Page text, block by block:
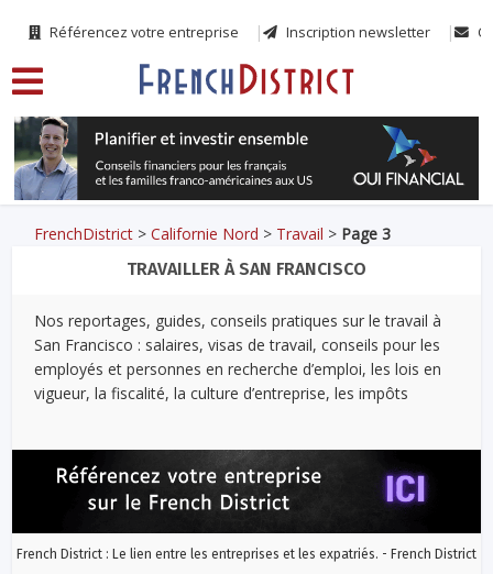
Référencez votre entreprise Inscription newsletter
FrenchDistrict >Californie Nord > Travail > Page 3
TRAVAILLER À SAN FRANCISCO
Nos reportages, guides, conseils pratiques sur le travail à
San Francisco : salaires, visas de travail, conseils pour les
employés et personnes en recherche d’emploi, les lois en
vigueur, la fiscalité, la culture d’entreprise, les impôts
French District : Le lien entre les entreprises et les expatriés. - French District